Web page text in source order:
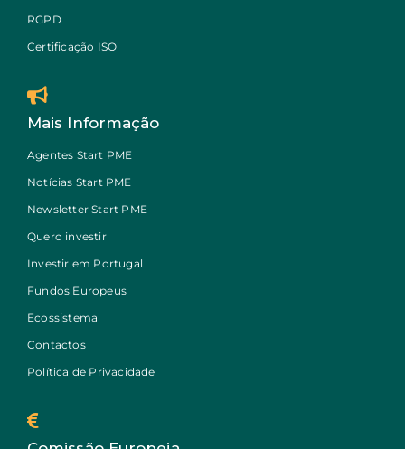
RGPD
Certificação ISO
Mais Informação
Agentes Start PME
Notícias Start PME
Newsletter Start PME
Quero investir
Investir em Portugal
Fundos Europeus
Ecossistema
Contactos
Política de Privacidade